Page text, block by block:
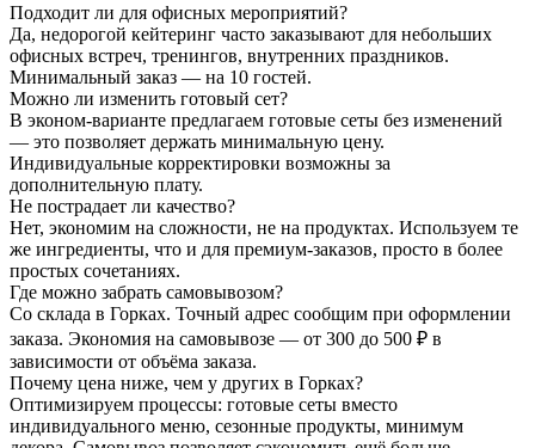
Подходит ли для офисных мероприятий?
Да, недорогой кейтеринг часто заказывают для небольших
офисных встреч, тренингов, внутренних праздников.
Минимальный заказ — на 10 гостей.
Можно ли изменить готовый сет?
В эконом-варианте предлагаем готовые сеты без изменений
— это позволяет держать минимальную цену.
Индивидуальные корректировки возможны за
дополнительную плату.
Не пострадает ли качество?
Нет, экономим на сложности, не на продуктах. Используем те
же ингредиенты, что и для премиум-заказов, просто в более
простых сочетаниях.
Где можно забрать самовывозом?
Со склада в Горках. Точный адрес сообщим при оформлении
заказа. Экономия на самовывозе — от 300 до 500 ₽ в
зависимости от объёма заказа.
Почему цена ниже, чем у других в Горках?
Оптимизируем процессы: готовые сеты вместо
индивидуального меню, сезонные продукты, минимум